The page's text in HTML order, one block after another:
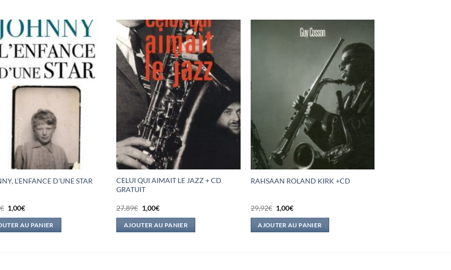
L’ENFANCE D’UNE STAR
€ Le
prix
initial
était :
1,00€Le
actuel
est :
AU PANIER
CELUI QUI AIMAIT LE JAZZ + CD
GRATUIT
27,89€ Le
prix
initial
était :
1,00€Le
actuel
est :
AJOUTER AU PANIER
RAHSAAN ROLAND KIRK +CD
29,92€ Le
prix
initial
était :
1,00€Le
actuel
est :
AJOUTER AU PANIER